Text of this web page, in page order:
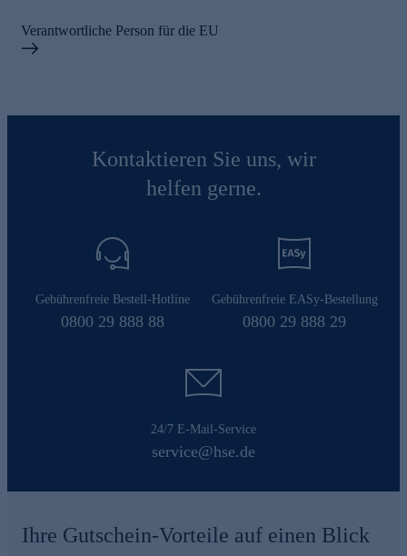
Verantwortliche Person für die EU
Kontaktieren Sie uns, wir
helfen gerne.
Gebührenfreie Bestell-Hotline
0800 29 888 88
Gebührenfreie EASy-Bestellung
0800 29 888 29
24/7 E-Mail-Service
service@hse.de
Ihre Gutschein-Vorteile auf einen Blick